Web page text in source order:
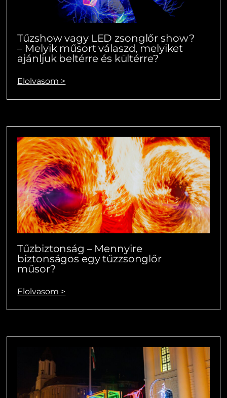
Tűzshow vagy LED zsonglőr show?
– Melyik műsort válaszd, melyiket
ajánljuk beltérre és kültérre?
Elolvasom >
Tűzbiztonság – Mennyire
biztonságos egy tűzzsonglőr
műsor?
Elolvasom >